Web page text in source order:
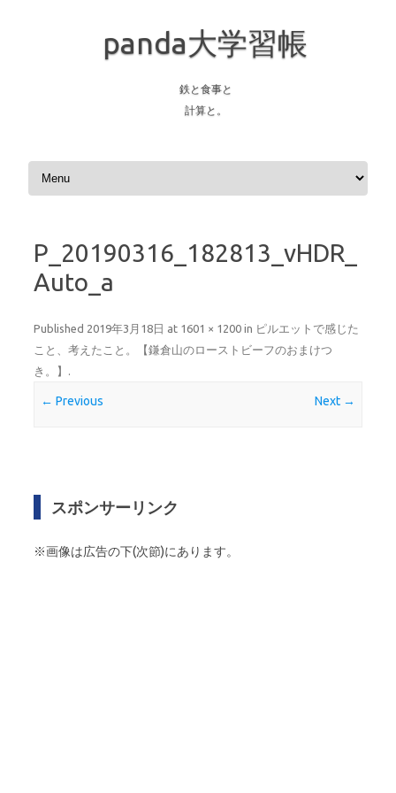
panda大学習帳
鉄と食事と
計算と。
Skip to content
P_20190316_182813_vHDR_
Auto_a
Published 2019年3月18日 at 1601 × 1200 in ピルエットで感じた
こと、考えたこと。【鎌倉山のローストビーフのおまけつ
き。】 .
← Previous Next →
スポンサーリンク
※画像は広告の下(次節)にあります。